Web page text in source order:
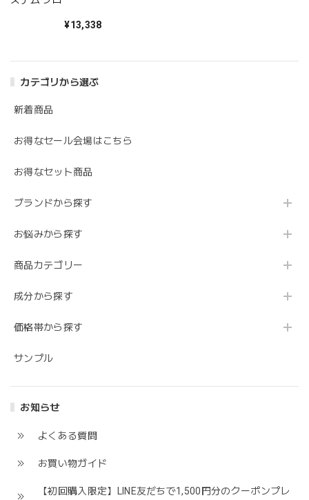
カテゴリから選ぶ
新着商品
お得なセール会場はこちら
お得なセット商品
ブランドから探す
お悩みから探す
商品カテゴリー
成分から探す
価格帯から探す
サンプル
お知らせ
よくある質問
お買い物ガイド
【初回購入限定】LINE友だちで1,500円分のクーポンプレ
¥13,338